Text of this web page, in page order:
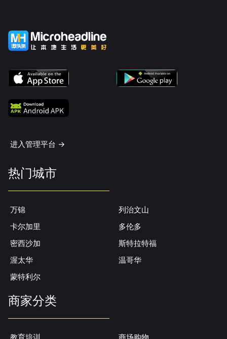
进入管理平台 ->
热门城市
万锦
列治文山
卡尔加里
多伦多
密西沙加
斯特拉特福
渥太华
温哥华
蒙特利尔
商家分类